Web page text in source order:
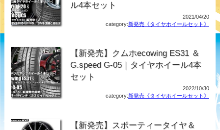
ル4本セット
2021/04/20
category:新発売《タイヤホイールセット》
【新発売】クムホecowing ES31 ＆
G.speed G-05｜タイヤホイール4本
セット
2022/10/30
category:新発売《タイヤホイールセット》
【新発売】スポーティータイヤ＆